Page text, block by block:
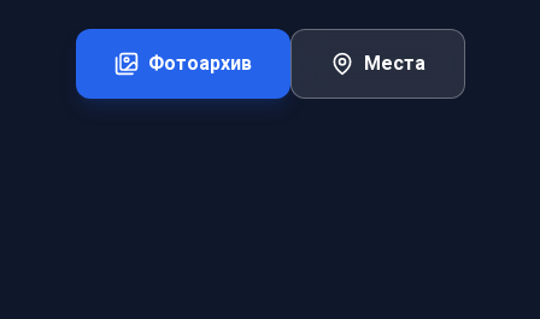
Фотоархив Места